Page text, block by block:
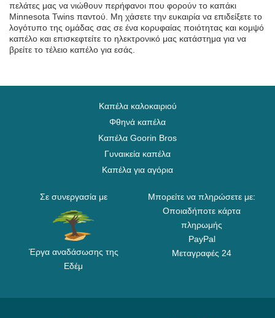
πελάτες μας να νιώθουν περήφανοι που φορούν το καπάκι
Minnesota Twins παντού. Μη χάσετε την ευκαιρία να επιδείξετε το
λογότυπο της ομάδας σας σε ένα κορυφαίας ποιότητας και κομψό
καπέλο και επισκεφτείτε το ηλεκτρονικό μας κατάστημα για να
βρείτε το τέλειο καπέλο για εσάς.
Καπέλα καλοκαιριού
Φθηνά καπέλα
Καπέλα Goorin Bros
Γυναικεία καπέλα
Καπέλα για αγόρια
Σε συνεργασία με
Έργα αναδάσωσης της
Εδέμ
Μπορείτε να πληρώσετε με:
Οποιαδήποτε κάρτα
πληρωμής
PayPal
Μεταγραφές 24